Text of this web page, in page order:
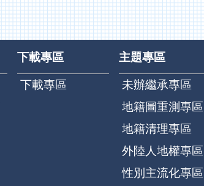
下載專區
下載專區
主題專區
未辦繼承專區
地籍圖重測專區
地籍清理專區
外陸人地權專區
性別主流化專區